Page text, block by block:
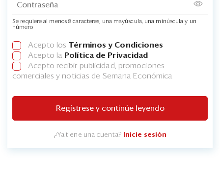
Se requiere al menos 8 caracteres, una mayúscula, una minúscula y un
número
Acepto los Términos y Condiciones
Acepto la Política de Privacidad
Acepto recibir publicidad, promociones
comerciales y noticias de Semana Económica
Regístrese y continúe leyendo
¿Ya tiene una cuenta? Inicie sesión